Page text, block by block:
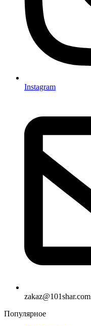
Instagram
zakaz@101shar.com
Популярное